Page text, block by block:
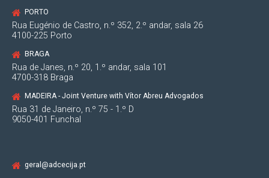
PORTO
Rua Eugénio de Castro, n.º 352, 2.º andar, sala 26
4100-225 Porto
BRAGA
Rua de Janes, n.º 20, 1.º andar, sala 101
4700-318 Braga
MADEIRA - Joint Venture with Vítor Abreu Advogados
Rua 31 de Janeiro, n.º 75 - 1.º D
9050-401 Funchal
geral@adcecija.pt